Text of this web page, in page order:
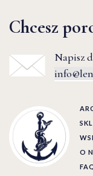
Chcesz
Napisz
O